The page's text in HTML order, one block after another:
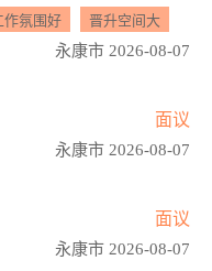
作氛围好 晋升空间大
永康市 2026-08-07
面议
永康市 2026-08-07
面议
永康市 2026-08-07